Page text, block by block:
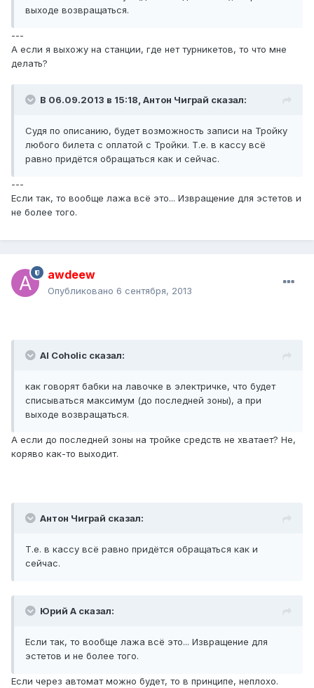
выходе возвращаться.
---
А если я выхожу на станции, где нет турникетов, то что мне
делать?
В 06.09.2013 в 15:18, Антон Чиграй сказал:
Судя по описанию, будет возможность записи на Тройку
любого билета с оплатой с Тройки. Т.е. в кассу всё
равно придётся обращаться как и сейчас.
---
Если так, то вообще лажа всё это... Извращение для эстетов и
не более того.
awdeew
Опубликовано 6 сентября, 2013
Al Coholic сказал:
как говорят бабки на лавочке в электричке, что будет
списываться максимум (до последней зоны), а при
выходе возвращаться.
А если до последней зоны на тройке средств не хватает? Не,
коряво как-то выходит.
Антон Чиграй сказал:
Т.е. в кассу всё равно придётся обращаться как и
сейчас.
Юрий А сказал:
Если так, то вообще лажа всё это... Извращение для
эстетов и не более того.
Если через автомат можно будет, то в принципе, неплохо.